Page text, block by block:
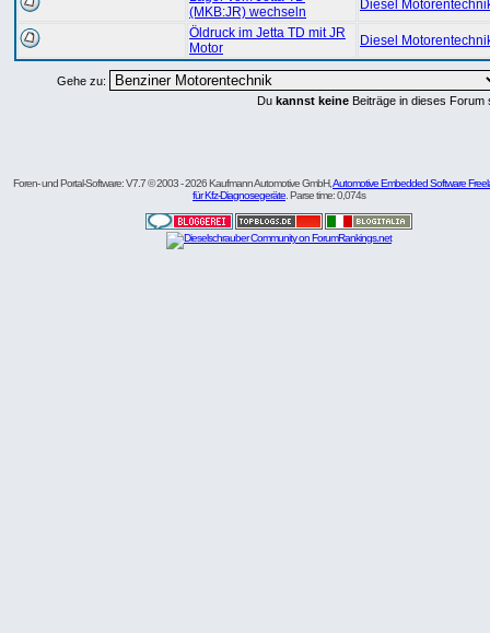
(MKB:JR) wechseln
Diesel
Öldruck im Jetta TD mit JR
Motor
Diesel
Gehe zu:
Du kannst keine Beiträge in dieses Forum
Foren- und Portal-Software: V7.7 © 2003 - 2026 Kaufmann Automotive GmbH,Automotive Embedded Software
für Kfz-Diagnosegeräte . Parse time: 0,074s